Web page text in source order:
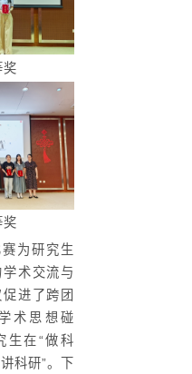
奖
奖
为研究生
术交流与
进了跨团
术思想碰
生在“做科
科研”。下